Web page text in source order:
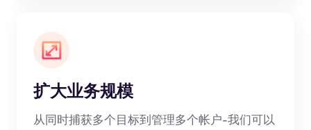
扩大业务规模
从同时捕获多个目标到管理多个帐户-我们可以